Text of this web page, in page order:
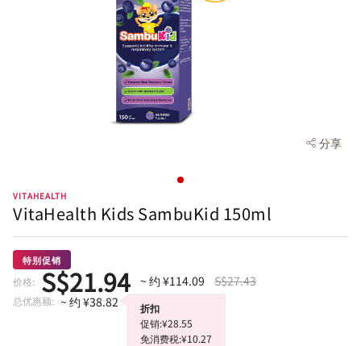
分享
VITAHEALTH
VitaHealth Kids SambuKid 150ml
特别促销
价格: S$21.94 ~ 约 ¥114.09 S$27.43
总优惠额: ~ 约 ¥38.82
折扣
促销:¥28.55
免消费税:¥10.27